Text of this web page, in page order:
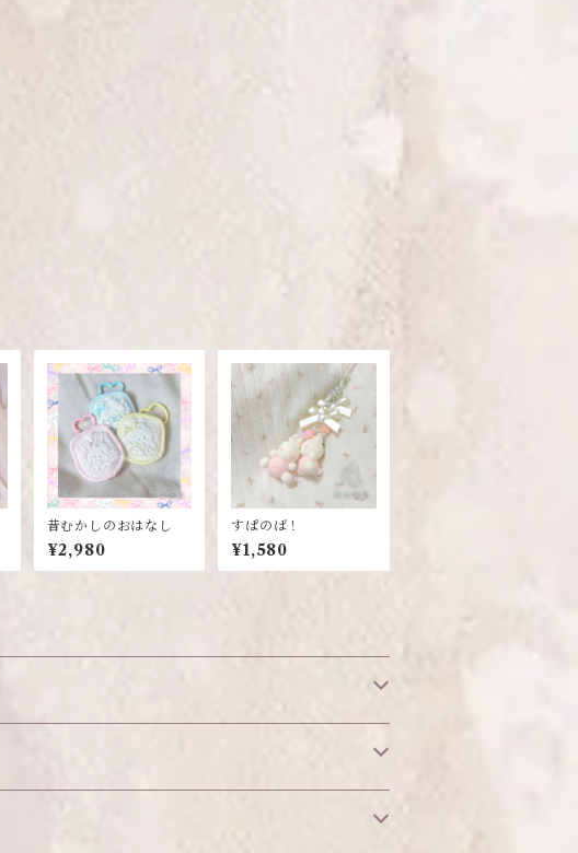
昔むかしのおはなし
¥2,980
すぱのば！
¥1,580